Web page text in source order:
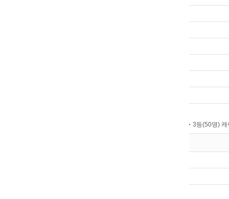
3등(50명) 캐